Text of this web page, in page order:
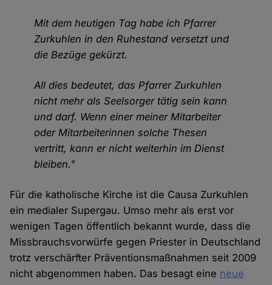
Mit dem heutigen Tag habe ich Pfarrer
Zurkuhlen in den Ruhestand versetzt und
die Bezüge gekürzt.
All dies bedeutet, das Pfarrer Zurkuhlen
nicht mehr als Seelsorger tätig sein kann
und darf. Wenn einer meiner Mitarbeiter
oder Mitarbeiterinnen solche Thesen
vertritt, kann er nicht weiterhin im Dienst
bleiben."
Für die katholische Kirche ist die Causa Zurkuhlen
ein medialer Supergau. Umso mehr als erst vor
wenigen Tagen öffentlich bekannt wurde, dass die
Missbrauchsvorwürfe gegen Priester in Deutschland
trotz verschärfter Präventionsmaßnahmen seit 2009
nicht abgenommen haben. Das besagt eine neue